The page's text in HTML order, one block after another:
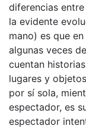
diferencias
la evidente
mano) es que
algunas veces
cuentan
lugares y
por sí sola,
espectador, es
espectador